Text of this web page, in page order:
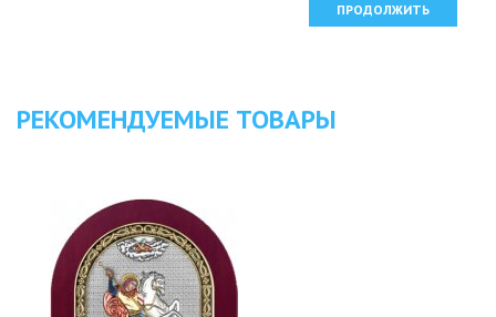
ПРОДОЛЖИТЬ
РЕКОМЕНДУЕМЫЕ ТОВАРЫ